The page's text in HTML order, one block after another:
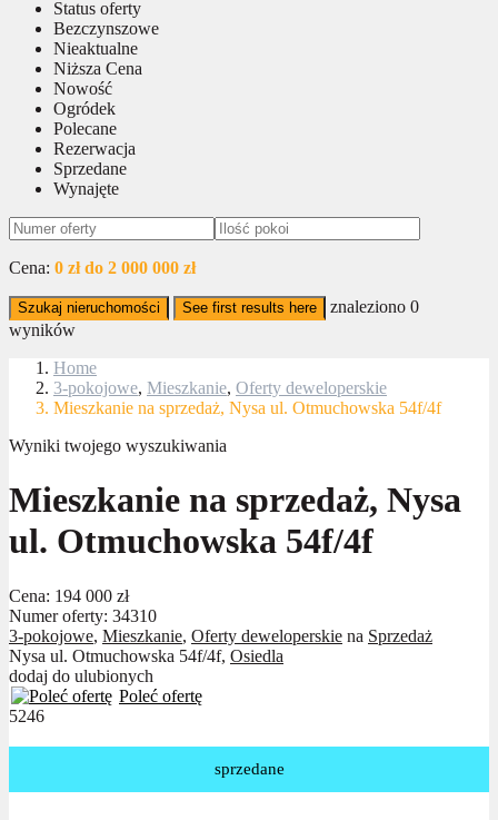
Status oferty
Bezczynszowe
Nieaktualne
Niższa Cena
Nowość
Ogródek
Polecane
Rezerwacja
Sprzedane
Wynajęte
Cena: 0 zł do 2 000 000 zł
Szukaj nieruchomości See first results here znaleziono 0
wyników
Home
3-pokojowe, Mieszkanie, Oferty deweloperskie
Mieszkanie na sprzedaż, Nysa ul. Otmuchowska 54f/4f
Wyniki twojego wyszukiwania
Mieszkanie na sprzedaż, Nysa
ul. Otmuchowska 54f/4f
Cena: 194 000 zł
Numer oferty: 34310
3-pokojowe, Mieszkanie, Oferty deweloperskie na Sprzedaż
Nysa ul. Otmuchowska 54f/4f, Osiedla
dodaj do ulubionych
Poleć ofertę
5246
sprzedane